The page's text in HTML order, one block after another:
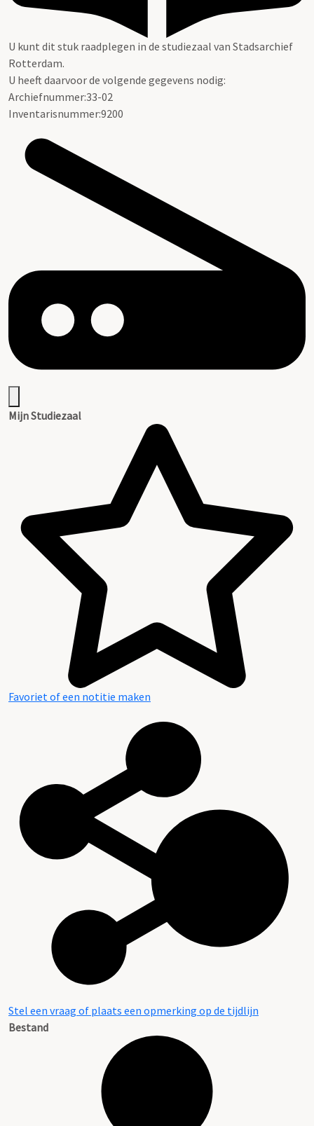
U kunt dit stuk raadplegen in de studiezaal van Stadsarchief
Rotterdam.
U heeft daarvoor de volgende gegevens nodig:
Archiefnummer:33-02
Inventarisnummer:9200
Mijn Studiezaal
Favoriet of een notitie maken
Stel een vraag of plaats een opmerking op de tijdlijn
Bestand